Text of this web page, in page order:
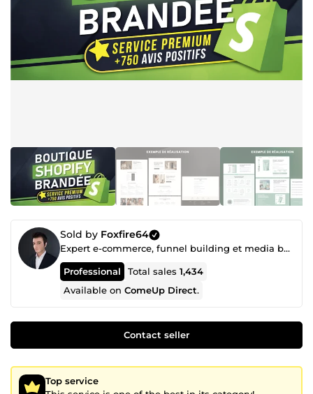
Sold by Foxfire64
Expert e-commerce, funnel building et media buying (Facebook ads etc...)
Professional Total sales1,434
Available onComeUp Direct.
Contact seller
Top service